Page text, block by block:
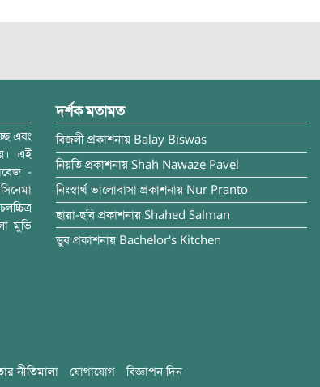
এবং
এই
-
মুভি
দর্শক মতামত
বিজলী প্রকাশনায় Balay Biswas
নিয়তি প্রকাশনায় Shah Nawaze Pavel
নিঃস্বার্থ ভালোবাসা প্রকাশনায় Nur Pranto
ছায়া-ছবি প্রকাশনায় Shahed Salman
ডুব প্রকাশনায় Bachelor's Kitchen
নীতিমালা যোগাযোগ বিজ্ঞাপন দিন